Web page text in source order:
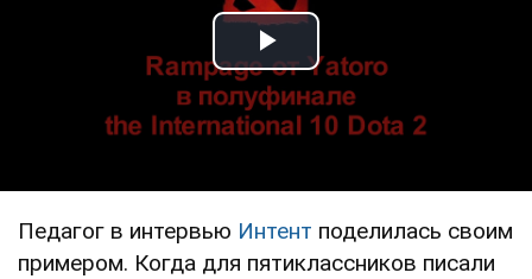
Play Video
Педагог в интервью Интент поделилась своим
примером. Когда для пятиклассников писали